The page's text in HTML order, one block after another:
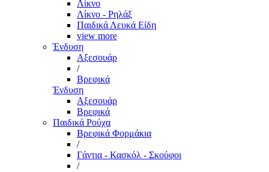
Λίκνο
Λίκνο - Ρηλάξ
Παιδικά Λευκά Είδη
view more
Ένδυση
Αξεσουάρ
/
Βρεφικά
Ένδυση
Αξεσουάρ
Βρεφικά
Παιδικά Ρούχα
Βρεφικά Φορμάκια
/
Γάντια - Κασκόλ - Σκούφοι
/